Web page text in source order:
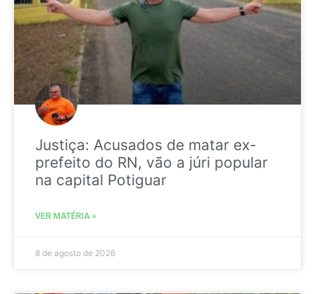
Justiça: Acusados de matar ex-
prefeito do RN, vão a júri popular
na capital Potiguar
VER MATÉRIA »
8 de agosto de 2026